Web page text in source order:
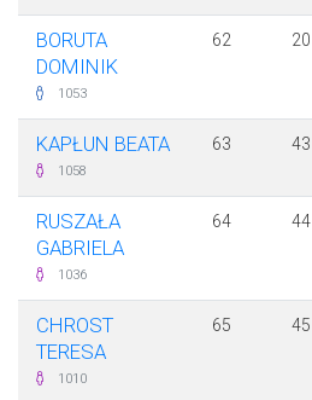
BORUTA
DOMINIK
1053
62 20
KAPŁUN BEATA
1058
63 43
RUSZAŁA
GABRIELA
1036
64 44
CHROST
TERESA
1010
65 45